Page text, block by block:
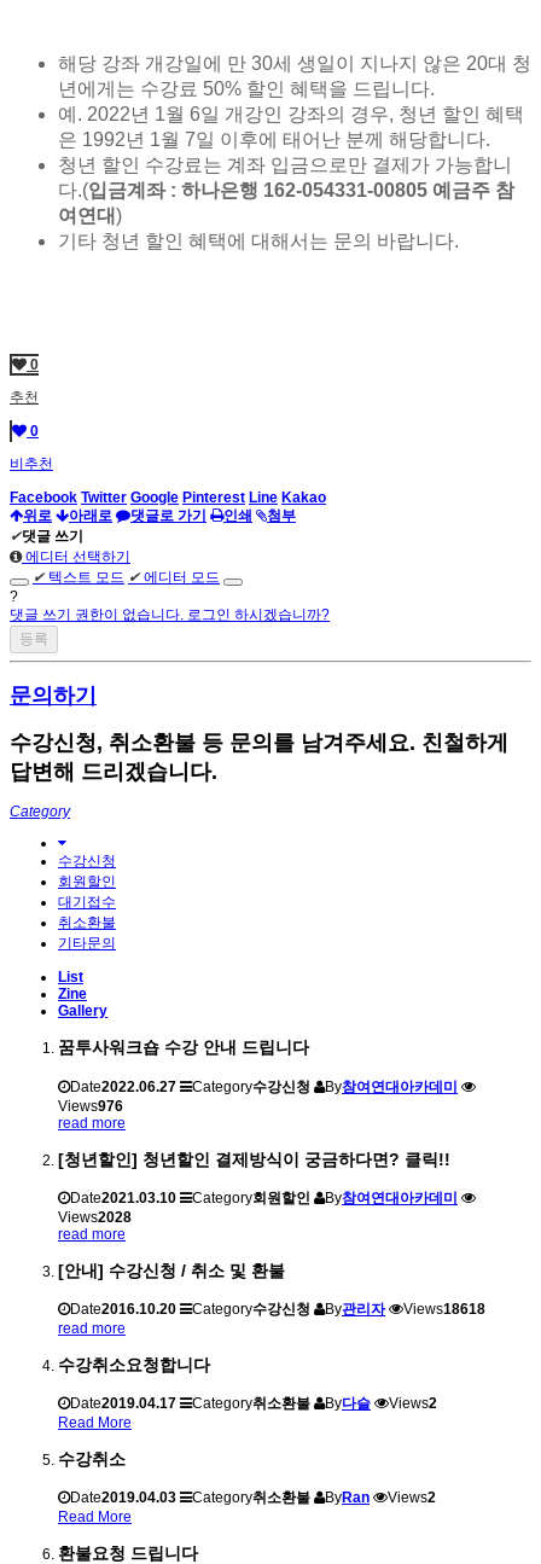
해당 강좌 개강일에 만 30세 생일이 지나지 않은 20대 청
년에게는 수강료 50% 할인 혜택을 드립니다.
예. 2022년 1월 6일 개강인 강좌의 경우, 청년 할인 혜택
은 1992년 1월 7일 이후에 태어난 분께 해당합니다.
청년 할인 수강료는 계좌 입금으로만 결제가 가능합니
다.(입금계좌 : 하나은행 162-054331-00805 예금주 참
여연대)
기타 청년 할인 혜택에 대해서는 문의 바랍니다.
0
추천
0
비추천
Facebook Twitter Google Pinterest Line Kakao
위로
아래로 댓글로 가기 인쇄
첨부
✔댓글 쓰기
에디터 선택하기
✔ 텍스트 모드 ✔에디터 모드
?
댓글 쓰기 권한이 없습니다. 로그인 하시겠습니까?
문의하기
수강신청, 취소환불 등 문의를 남겨주세요. 친철하게
답변해 드리겠습니다.
Category
수강신청
회원할인
대기접수
취소환불
기타문의
List
Zine
Gallery
꿈투사워크숍 수강 안내 드립니다
Date2022.06.27 Category수강신청 By참여연대아카데미
Views976
read more
[청년할인] 청년할인 결제방식이 궁금하다면? 클릭!!
Date2021.03.10 Category회원할인 By참여연대아카데미
Views2028
read more
[안내] 수강신청 / 취소 및 환불
Date2016.10.20 Category수강신청 By관리자 Views18618
read more
수강취소요청합니다
Date2019.04.17 Category취소환불 By다슬 Views2
Read More
수강취소
Date2019.04.03 Category취소환불 ByRan Views2
Read More
환불요청 드립니다